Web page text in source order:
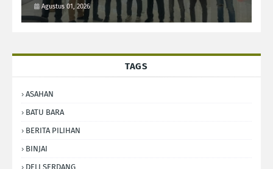
Sipiongot Julu Kec. Dolok Kab. Paluta
Agustus 01, 2026
TAGS
ASAHAN
BATU BARA
BERITA PILIHAN
BINJAI
DELI SERDANG